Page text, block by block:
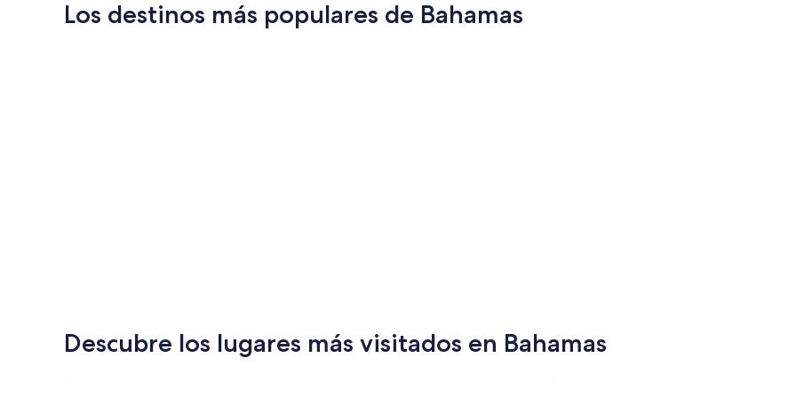
Los destinos más populares de Bahamas
Descubre los lugares más visitados en Bahamas